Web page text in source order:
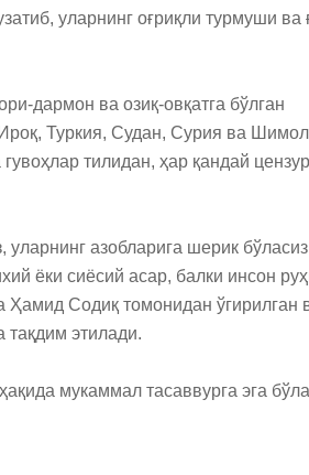
уларнинг оғриқли турмуши ва
дармон ва озиқ-овқатга бўлган
Туркия, Судан, Сурия ва
тилидан, ҳар қандай
уларнинг азобларига шерик
ёки сиёсий асар, балки инсон
Ҳамид Содиқ томонидан ўгирилган
тақдим этилади.
мукаммал тасаввурга эга